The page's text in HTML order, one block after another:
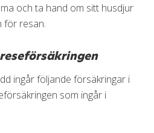
och ta hand om sitt husdjur
för resan.
ingår följande försäkringar i
som ingår i